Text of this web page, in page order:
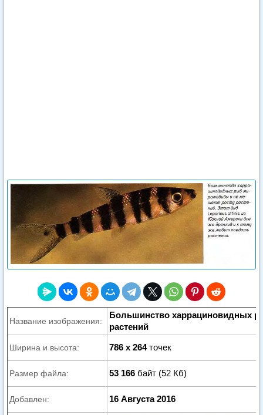
Название изображения:
Большинство харрациновидных
растений
Ширина и высота: 786 x 264точек
Размер файла: 53 166 байт (52 Кб)
Добавлен: 16 Августа 2016